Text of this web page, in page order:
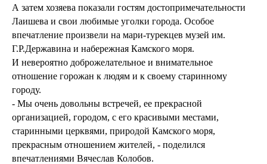
А затем хозяева показали гостям достопримечательности
Лаишева и свои любимые уголки города. Особое
впечатление произвели на мари-турекцев музей им.
Г.Р.Державина и набережная Камского моря.
И невероятно доброжелательное и внимательное
отношение горожан к людям и к своему старинному
городу.
- Мы очень довольны встречей, ее прекрасной
организацией, городом, с его красивыми местами,
старинными церквями, природой Камского моря,
прекрасным отношением жителей, - поделился
впечатлениями Вячеслав Колобов.